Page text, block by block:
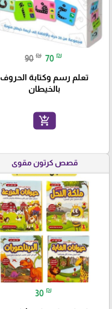
90 ₪ 70 ₪
تعلم رسم وكتابة الحروف
بالخيطان
add_shopping_cart
قصص كرتون مقوى
30 ₪